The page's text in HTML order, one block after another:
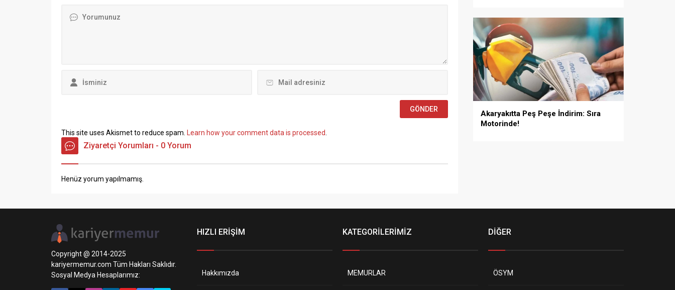
This site uses Akismet to reduce spam. Learn how your comment data is processed
Ziyaretçi Yorumları - 0 Yorum
Henüz yorum yapılmamış.
Akaryakıtta Peş Peşe İndirim: Sıra
Motorinde!
Copyright @ 2014-2025
kariyermemur.com Tüm Hakları Saklıdır.
Sosyal Medya Hesaplarımız:
HIZLI ERİŞİM
Hakkımızda
KATEGORİLERİMİZ
MEMURLAR
DİĞER
ÖSYM